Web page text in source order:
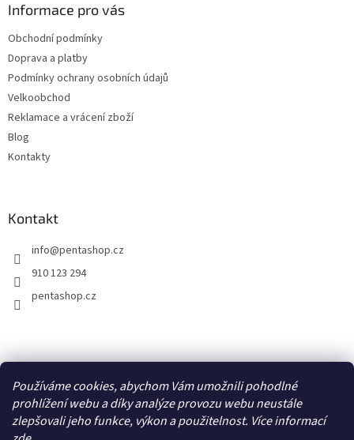
Používáme cookies, abychom Vám umožnili pohodlné
prohlížení webu a díky analýze provozu webu neustále
zlepšovali jeho funkce, výkon a použitelnost. Více informací
Informace pro vás
Obchodní podmínky
Doprava a platby
Podmínky ochrany osobních údajů
Velkoobchod
Reklamace a vrácení zboží
Blog
Kontakty
Kontakt
info@pentashop.cz
910 123 294
pentashop.cz